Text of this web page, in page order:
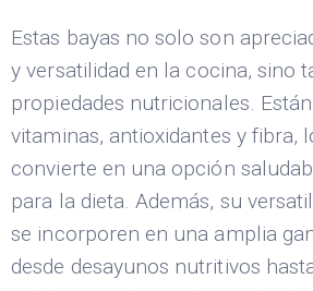
Estas bayas no solo son
y versatilidad en la cocina, sino
propiedades nutricionales.
vitaminas, antioxidantes y fibra,
convierte en una opción
para la dieta. Además, su
se incorporen en una amplia
desde desayunos nutritivos